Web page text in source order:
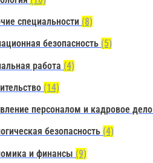
специальности (8)
безопасность (5)
работа (4)
(14)
персоналом и кадровое дело
безопасность (4)
и финансы (9)